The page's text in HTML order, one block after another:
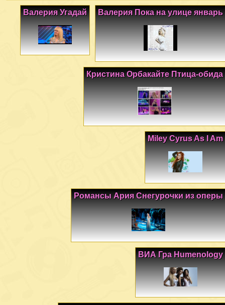
Валерия Пока на улице январь
Валерия Угадай
Кристина Орбакайте Птица-обида
Miley Cyrus As I Am
Романсы Ария Снегурочки из оперы
ВИА Гра Humenology